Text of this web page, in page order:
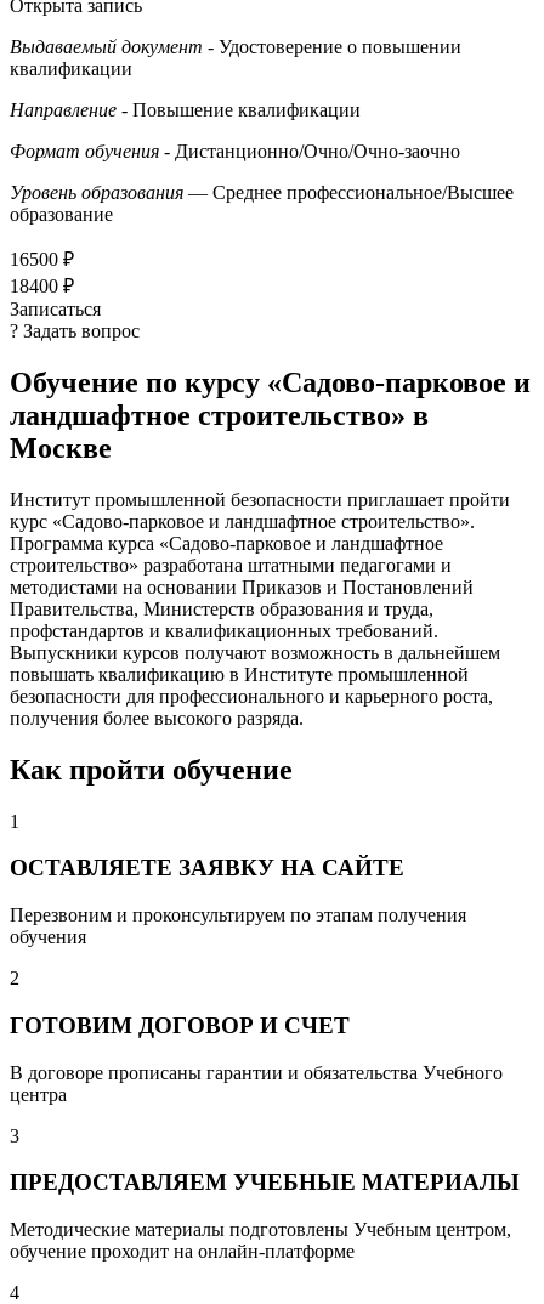
Открыта запись
Выдаваемый документ - Удостоверение о повышении
квалификации
Направление - Повышение квалификации
Формат обучения - Дистанционно/Очно/Очно-заочно
Уровень образования — Среднее профессиональное/Высшее
образование
16500 ₽
18400 ₽
Записаться
? Задать вопрос
Обучение по курсу «Садово-парковое и
ландшафтное строительство» в
Москве
Институт промышленной безопасности приглашает пройти
курс «Садово-парковое и ландшафтное строительство».
Программа курса «Садово-парковое и ландшафтное
строительство» разработана штатными педагогами и
методистами на основании Приказов и Постановлений
Правительства, Министерств образования и труда,
профстандартов и квалификационных требований.
Выпускники курсов получают возможность в дальнейшем
повышать квалификацию в Институте промышленной
безопасности для профессионального и карьерного роста,
получения более высокого разряда.
Как пройти обучение
1
ОСТАВЛЯЕТЕ ЗАЯВКУ НА САЙТЕ
Перезвоним и проконсультируем по этапам получения
обучения
2
ГОТОВИМ ДОГОВОР И СЧЕТ
В договоре прописаны гарантии и обязательства Учебного
центра
3
ПРЕДОСТАВЛЯЕМ УЧЕБНЫЕ МАТЕРИАЛЫ
Методические материалы подготовлены Учебным центром,
обучение проходит на онлайн-платформе
4